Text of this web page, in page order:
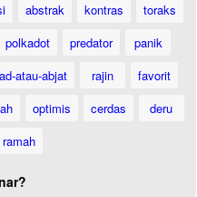
abstrak kontras
toraks
polkadot predator
panik
atau-abjat rajin
favorit
optimis cerdas
deru
ramah